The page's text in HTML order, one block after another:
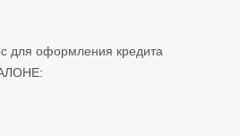
для оформления кредита